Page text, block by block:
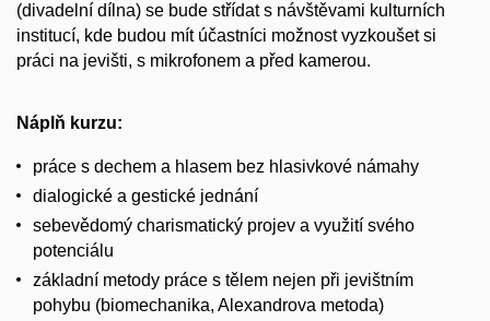
(divadelní dílna) se bude střídat s návštěvami kulturních
institucí, kde budou mít účastníci možnost vyzkoušet si
práci na jevišti, s mikrofonem a před kamerou.
Náplň kurzu:
práce s dechem a hlasem bez hlasivkové námahy
dialogické a gestické jednání
sebevědomý charismatický projev a využití svého
potenciálu
základní metody práce s tělem nejen při jevištním
pohybu (biomechanika, Alexandrova metoda)